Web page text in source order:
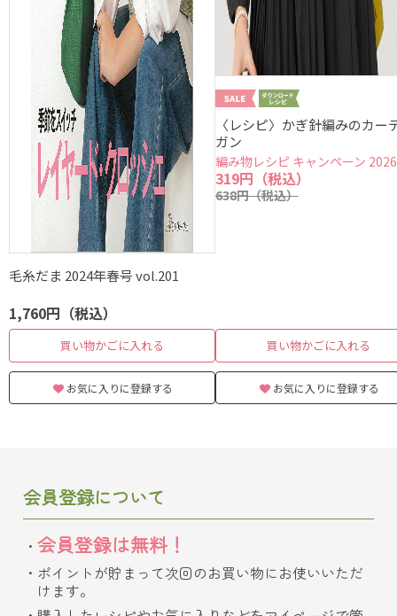
毛糸だま 2024年春号 vol.201
1,760円（税込）
買い物かごに入れる
お気に入りに登録する
〈レシピ〉かぎ針編みのカー
ガン
編み物レシピ キャンペーン
319円（税込）
638円（税込）
買い物かごに入れる
お気に入りに登録する
会員登録について
会員登録は無料！
ポイントが貯まって次回のお買い物にお使いいただ
けます。